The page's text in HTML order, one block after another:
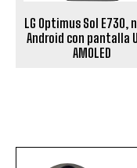
LG Optimus Sol E730,
Android con pantalla
AMOLED